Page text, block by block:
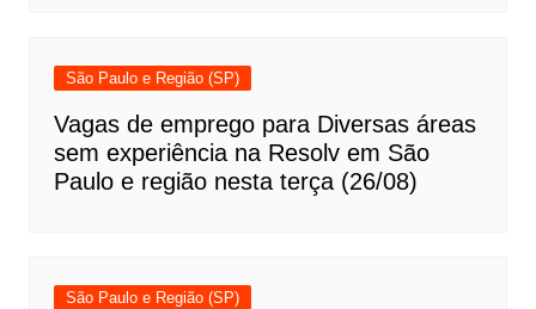
São Paulo e Região (SP)
Vagas de emprego para Diversas áreas
sem experiência na Resolv em São
Paulo e região nesta terça (26/08)
São Paulo e Região (SP)